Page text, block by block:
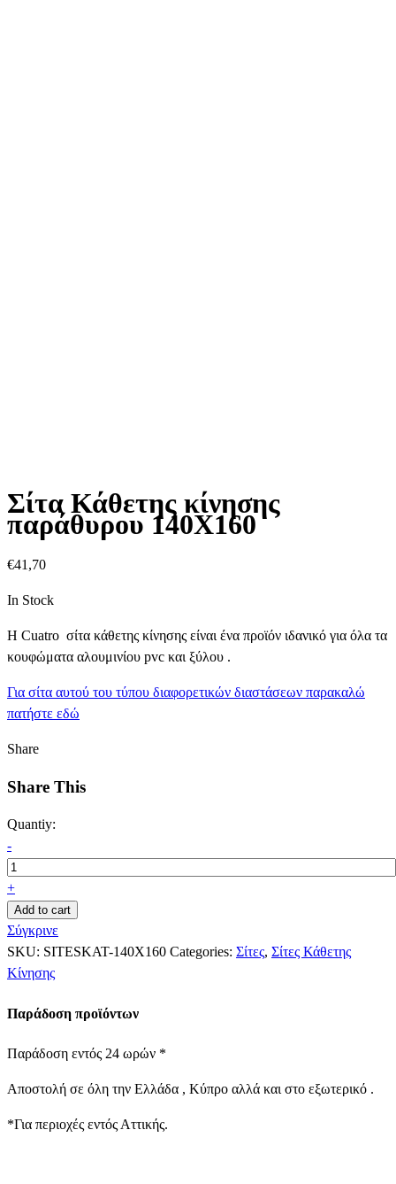
Σίτα Κάθετης κίνησης
παράθυρου 140Χ160
€41,70
In Stock
Η Cuatro σίτα κάθετης κίνησης είναι ένα προϊόν ιδανικό για όλα τα
κουφώματα αλουμινίου pvc και ξύλου .
Για σίτα αυτού του τύπου διαφορετικών διαστάσεων παρακαλώ
πατήστε εδώ
Share
Share This
Quantiy:
-
+
Add to cart
Σύγκρινε
SKU: SITESKAT-140Χ160 Categories: Σίτες, Σίτες Κάθετης
Κίνησης
Παράδοση προϊόντων
Παράδοση εντός 24 ωρών *
Αποστολή σε όλη την Ελλάδα , Κύπρο αλλά και στο εξωτερικό .
*Για περιοχές εντός Αττικής.